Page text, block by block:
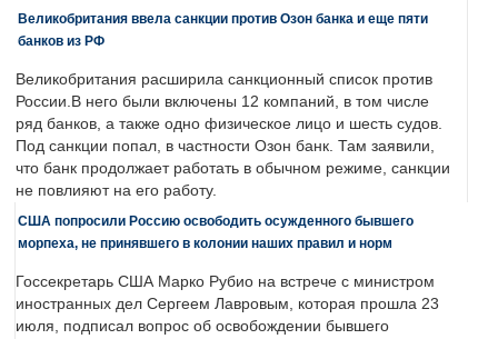
Великобритания ввела санкции против Озон банка и еще пяти
банков из РФ
Великобритания расширила санкционный список против
России.В него были включены 12 компаний, в том числе
ряд банков, а также одно физическое лицо и шесть судов.
Под санкции попал, в частности Озон банк. Там заявили,
что банк продолжает работать в обычном режиме, санкции
не повлияют на его работу.
США попросили Россию освободить осужденного бывшего
морпеха, не принявшего в колонии наших правил и норм
Госсекретарь США Марко Рубио на встрече с министром
иностранных дел Сергеем Лавровым, которая прошла 23
июля, подписал вопрос об освобождении бывшего